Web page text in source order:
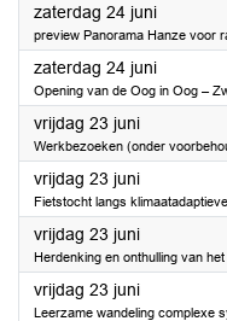
zaterdag 24 juni2023
preview Panorama Hanze voor
zaterdag 24 juni2023
Opening van de Oog in Oog –
vrijdag 23 juni2023
Werkbezoeken (onder
vrijdag 23 juni2023
Fietstocht langs
vrijdag 23 juni2023
Herdenking en onthulling van
vrijdag 23 juni2023
Leerzame wandeling complexe